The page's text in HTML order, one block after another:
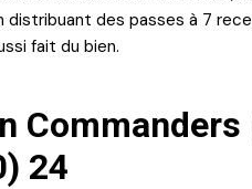
distribuant des passes à 7
fait du bien.
24